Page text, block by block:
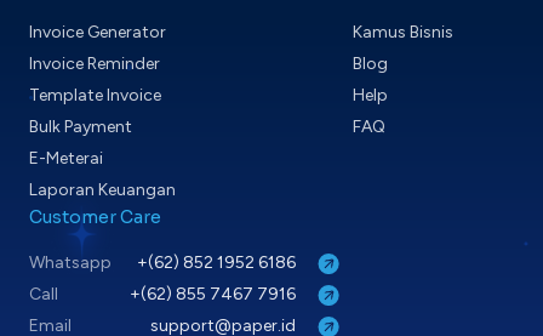
Invoice Generator
Invoice Reminder
Template Invoice
Bulk Payment
E-Meterai
Laporan Keuangan
Kamus Bisnis
Blog
Help
FAQ
Customer Care
Whatsapp
+(62) 852 1952 6186
Call
+(62) 855 7467 7916
Email
support@paper.id